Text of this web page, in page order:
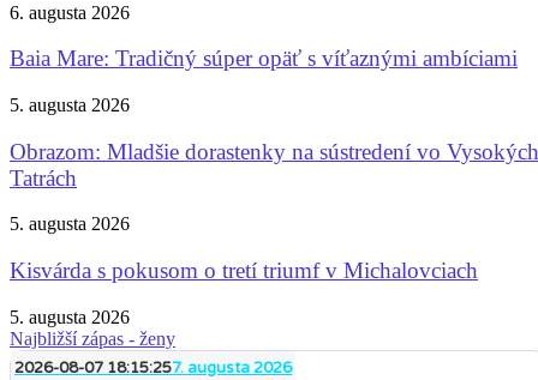
6. augusta 2026
Baia Mare: Tradičný súper opäť s víťaznými ambíciami
5. augusta 2026
Obrazom: Mladšie dorastenky na sústredení vo Vysokých
Tatrách
5. augusta 2026
Kisvárda s pokusom o tretí triumf v Michalovciach
5. augusta 2026
Najbližší zápas - ženy
2026-08-07 18:15:257. augusta 2026